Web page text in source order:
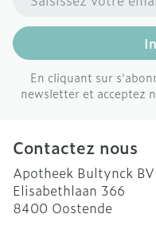
En cliquant sur
newsletter et acceptez
Contactez nous
Apotheek Bultynck BV
Elisabethlaan 366
8400 Oostende